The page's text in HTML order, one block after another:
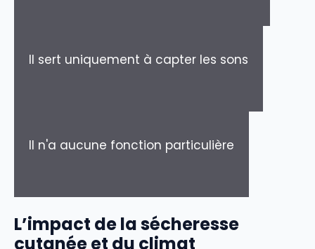
Il sert uniquement à capter les sons
Il n'a aucune fonction particulière
L’impact de la sécheresse
cutanée et du climat